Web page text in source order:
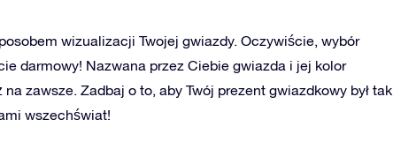
wizualizacji Twojej gwiazdy. Oczywiście, wybór
darmowy! Nazwana przez Ciebie gwiazda i jej kolor
zawsze. Zadbaj o to, aby Twój prezent gwiazdkowy był tak
wszechświat!